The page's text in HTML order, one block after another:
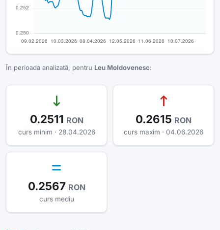
În perioada analizată, pentru Leu Moldovenesc:
0.2511 RON
curs minim · 28.04.2026
0.2615 RON
curs maxim · 04.06.2026
0.2567 RON
curs mediu